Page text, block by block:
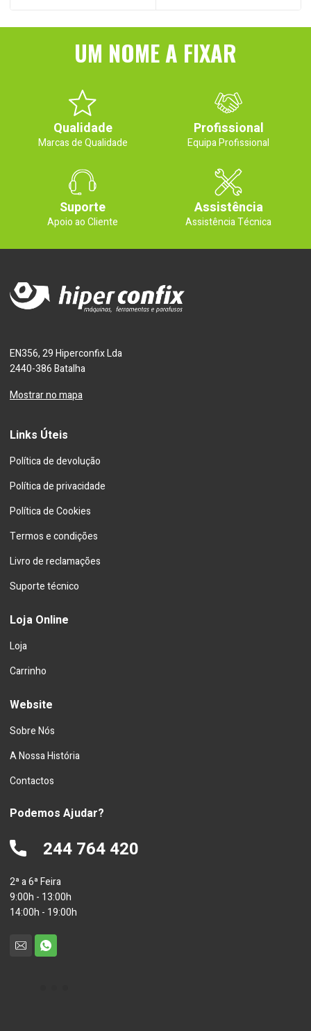
UM NOME A FIXAR
Qualidade
Marcas de Qualidade
Profissional
Equipa Profissional
Suporte
Apoio ao Cliente
Assistência
Assistência Técnica
EN356, 29 Hiperconfix Lda
2440-386 Batalha
Mostrar no mapa
Links Úteis
Política de devolução
Política de privacidade
Política de Cookies
Termos e condições
Livro de reclamações
Suporte técnico
Loja Online
Loja
Carrinho
Website
Sobre Nós
A Nossa História
Contactos
Podemos Ajudar?
244 764 420
2ª a 6ª Feira
9:00h - 13:00h
14:00h - 19:00h